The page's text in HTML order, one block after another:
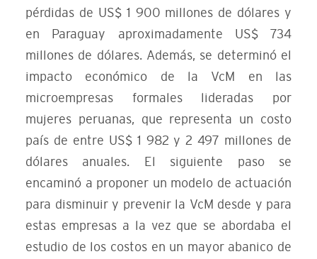
pérdidas de US$ 1 900 millones de dólares y
en Paraguay aproximadamente US$ 734
millones de dólares. Además, se determinó el
impacto económico de la VcM en las
microempresas formales lideradas por
mujeres peruanas, que representa un costo
país de entre US$ 1 982 y 2 497 millones de
dólares anuales. El siguiente paso se
encaminó a proponer un modelo de actuación
para disminuir y prevenir la VcM desde y para
estas empresas a la vez que se abordaba el
estudio de los costos en un mayor abanico de